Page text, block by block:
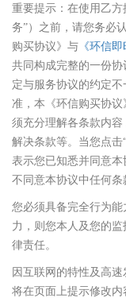
重要提示：在使用乙
务”）之前，请您务必
购买协议》与 《环信
共同构成完整的一份协
定与服务协议的约定
准，本《环信购买协
须充分理解各条款内
解决条款等。当您点击
表示您已知悉并同意
不同意本协议中任何条
您必须具备完全行为
力，则您本人及您的
律责任。
因互联网的特性及高
将在页面上提示修改